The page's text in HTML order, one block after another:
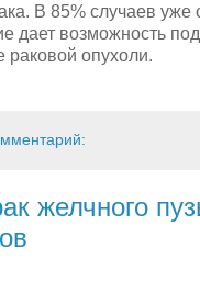
В 85% случаев уже
дает возможность
раковой опухоли.
желчного